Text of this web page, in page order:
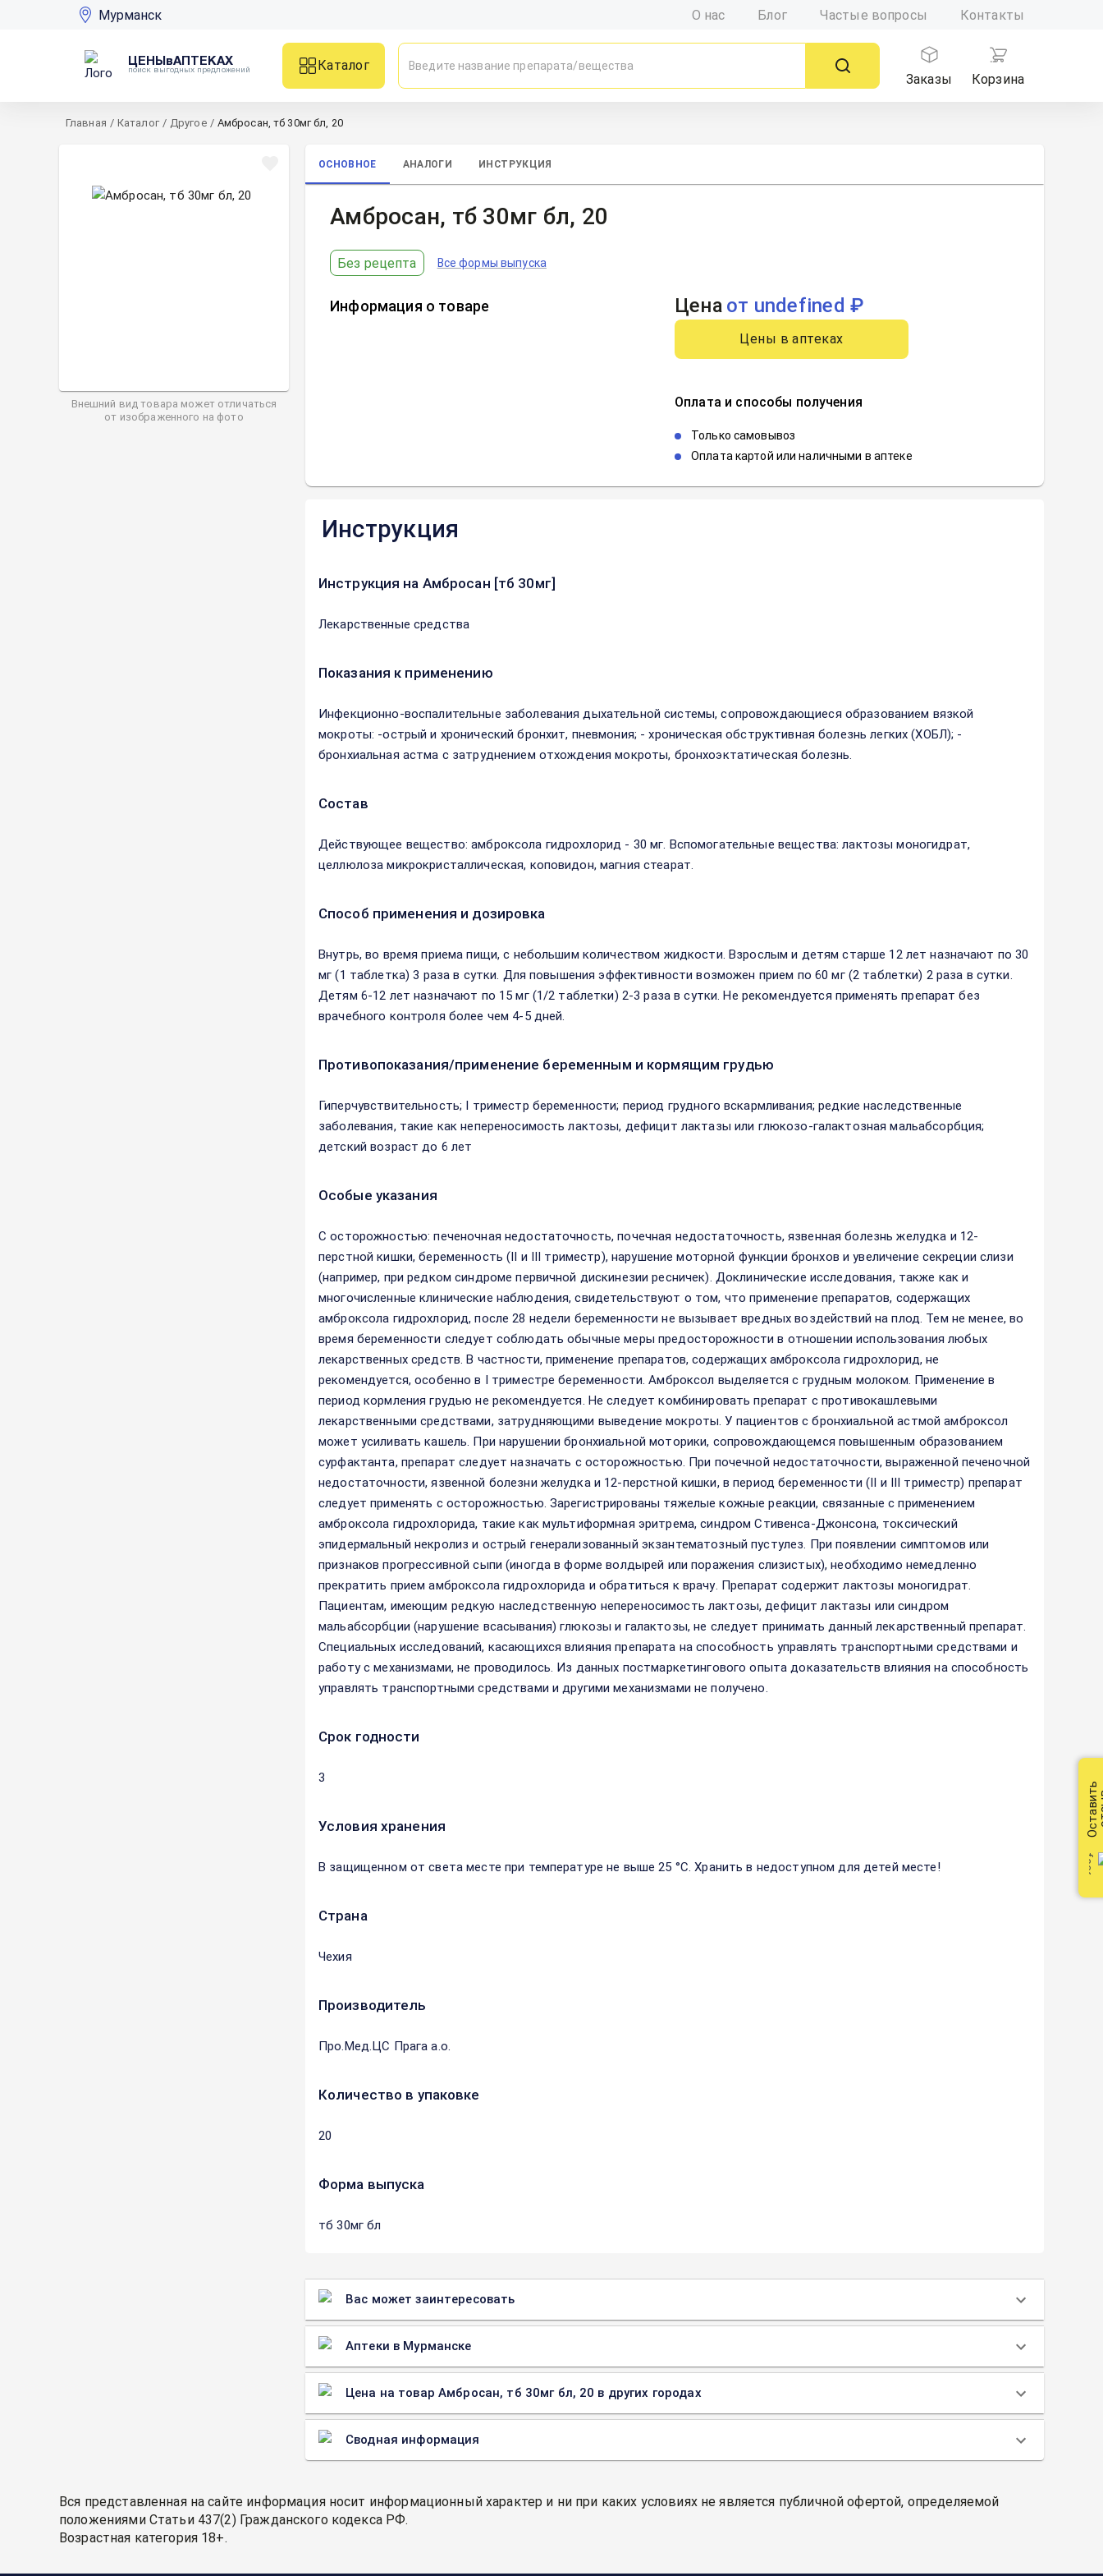
Мурманск О нас Блог Частые вопросы Контакты
ЦЕНЫвАПТЕКАХ
поиск выгодных предложений
Каталог
Заказы
Корзина
Главная / Каталог / Другое / Амбросан, тб 30мг бл, 20
Внешний вид товара может отличаться
от изображенного на фото
ОСНОВНОЕ АНАЛОГИ ИНСТРУКЦИЯ
Амбросан, тб 30мг бл, 20
Без рецепта Все формы выпуска
Информация о товаре Цена от undefined ₽
Цены в аптеках
Оплата и способы получения
Только самовывоз
Оплата картой или наличными в аптеке
Инструкция
Инструкция на Амбросан [тб 30мг]
Лекарственные средства
Показания к применению
Инфекционно-воспалительные заболевания дыхательной системы, сопровождающиеся образованием вязкой
мокроты: -острый и хронический бронхит, пневмония; - хроническая обструктивная болезнь легких (ХОБЛ); -
бронхиальная астма с затруднением отхождения мокроты, бронхоэктатическая болезнь.
Состав
Действующее вещество: амброксола гидрохлорид - 30 мг. Вспомогательные вещества: лактозы моногидрат,
целлюлоза микрокристаллическая, коповидон, магния стеарат.
Способ применения и дозировка
Внутрь, во время приема пищи, с небольшим количеством жидкости. Взрослым и детям старше 12 лет назначают по 30
мг (1 таблетка) 3 раза в сутки. Для повышения эффективности возможен прием по 60 мг (2 таблетки) 2 раза в сутки.
Детям 6-12 лет назначают по 15 мг (1/2 таблетки) 2-3 раза в сутки. Не рекомендуется применять препарат без
врачебного контроля более чем 4-5 дней.
Противопоказания/применение беременным и кормящим грудью
Гиперчувствительность; I триместр беременности; период грудного вскармливания; редкие наследственные
заболевания, такие как непереносимость лактозы, дефицит лактазы или глюкозо-галактозная мальабсорбция;
детский возраст до 6 лет
Особые указания
С осторожностью: печеночная недостаточность, почечная недостаточность, язвенная болезнь желудка и 12-
перстной кишки, беременность (II и III триместр), нарушение моторной функции бронхов и увеличение секреции слизи
(например, при редком синдроме первичной дискинезии ресничек). Доклинические исследования, также как и
многочисленные клинические наблюдения, свидетельствуют о том, что применение препаратов, содержащих
амброксола гидрохлорид, после 28 недели беременности не вызывает вредных воздействий на плод. Тем не менее, во
время беременности следует соблюдать обычные меры предосторожности в отношении использования любых
лекарственных средств. В частности, применение препаратов, содержащих амброксола гидрохлорид, не
рекомендуется, особенно в I триместре беременности. Амброксол выделяется с грудным молоком. Применение в
период кормления грудью не рекомендуется. Не следует комбинировать препарат с противокашлевыми
лекарственными средствами, затрудняющими выведение мокроты. У пациентов с бронхиальной астмой амброксол
может усиливать кашель. При нарушении бронхиальной моторики, сопровождающемся повышенным образованием
сурфактанта, препарат следует назначать с осторожностью. При почечной недостаточности, выраженной печеночной
недостаточности, язвенной болезни желудка и 12-перстной кишки, в период беременности (II и III триместр) препарат
следует применять с осторожностью. Зарегистрированы тяжелые кожные реакции, связанные с применением
амброксола гидрохлорида, такие как мультиформная эритрема, синдром Стивенса-Джонсона, токсический
эпидермальный некролиз и острый генерализованный экзантематозный пустулез. При появлении симптомов или
признаков прогрессивной сыпи (иногда в форме волдырей или поражения слизистых), необходимо немедленно
прекратить прием амброксола гидрохлорида и обратиться к врачу. Препарат содержит лактозы моногидрат.
Пациентам, имеющим редкую наследственную непереносимость лактозы, дефицит лактазы или синдром
мальабсорбции (нарушение всасывания) глюкозы и галактозы, не следует принимать данный лекарственный препарат.
Специальных исследований, касающихся влияния препарата на способность управлять транспортными средствами и
работу с механизмами, не проводилось. Из данных постмаркетингового опыта доказательств влияния на способность
управлять транспортными средствами и другими механизмами не получено.
Срок годности
3
Условия хранения
В защищенном от света месте при температуре не выше 25 °С. Хранить в недоступном для детей месте!
Страна
Чехия
Производитель
Про.Мед.ЦС Прага а.о.
Количество в упаковке
20
Форма выпуска
тб 30мг бл
Вас может заинтересовать
Аптеки в Мурманске
Цена на товар Амбросан, тб 30мг бл, 20 в других городах
Сводная информация
Вся представленная на сайте информация носит информационный характер и ни при каких условиях не является публичной офертой, определяемой
положениями Статьи 437(2) Гражданского кодекса РФ.
Возрастная категория 18+.
Оставить